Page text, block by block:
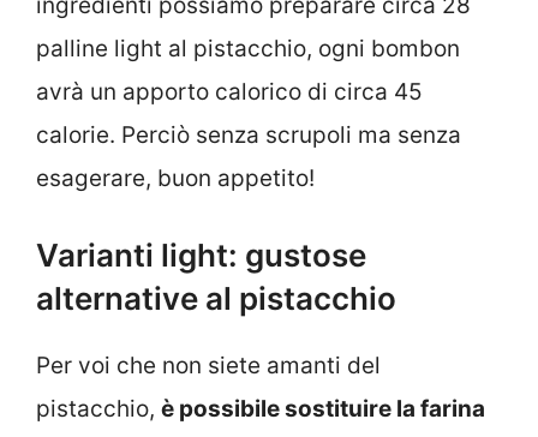
palline light al pistacchio, ogni bombon
avrà un apporto calorico di circa 45
calorie. Perciò senza scrupoli ma senza
esagerare, buon appetito!
Varianti light: gustose
alternative al pistacchio
Per voi che non siete amanti del
pistacchio, è possibile sostituire la farina